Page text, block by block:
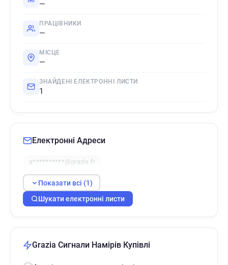
—
ПРАЦІВНИКИ
—
МІСЦЕ
—
ЗНАЙДЕНІ ЕЛЕКТРОННІ ЛИСТИ
1
Електронні Адреси
a**********@grazia.fr
Показати всі (1)
Шукати електронні листи
Grazia Сигнали Намірів Купівлі